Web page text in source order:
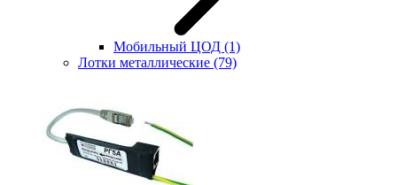
Мобильный ЦОД (1)
Лотки металлические (79)